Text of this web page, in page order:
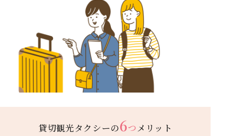
貸切観光タクシーの6つ メリット